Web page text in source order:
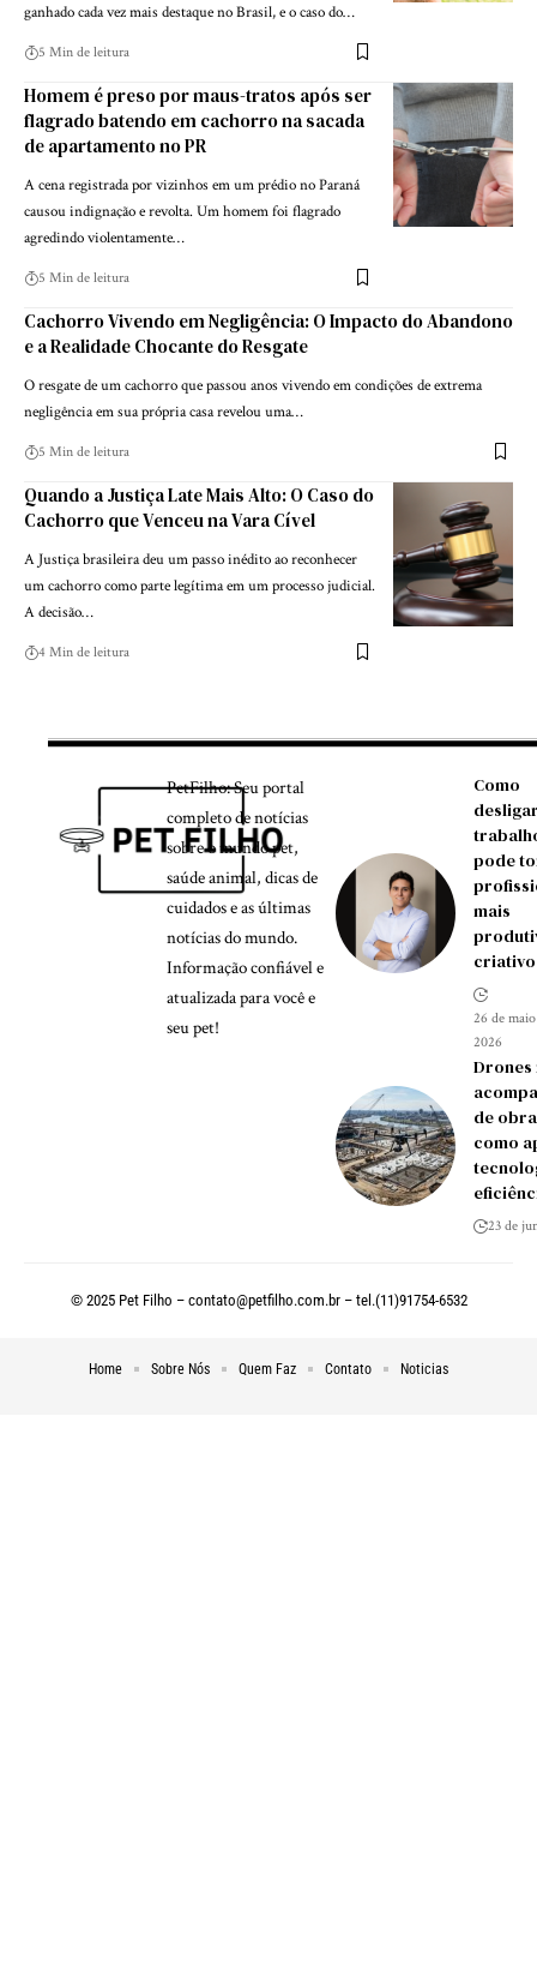
ganhado cada vez mais destaque no Brasil, e o caso do…
5 Min de leitura
Homem é preso por maus-tratos após ser
flagrado batendo em cachorro na sacada
de apartamento no PR
A cena registrada por vizinhos em um prédio no Paraná
causou indignação e revolta. Um homem foi flagrado
agredindo violentamente…
5 Min de leitura
Cachorro Vivendo em Negligência: O Impacto do Abandono
e a Realidade Chocante do Resgate
O resgate de um cachorro que passou anos vivendo em condições de extrema
negligência em sua própria casa revelou uma…
5 Min de leitura
Quando a Justiça Late Mais Alto: O Caso do
Cachorro que Venceu na Vara Cível
A Justiça brasileira deu um passo inédito ao reconhecer
um cachorro como parte legítima em um processo judicial.
A decisão…
4 Min de leitura
PetFilho: Seu portal
completo de notícias
sobre o mundo pet,
saúde animal, dicas de
cuidados e as últimas
notícias do mundo.
Informação confiável e
atualizada para você e
seu pet!
Como
pode
mais
26 de
2026
Drones
de
como
23 de
© 2025 Pet Filho – contato@petfilho.com.br– tel.(11)91754-6532
Home Sobre Nós Quem Faz Contato Noticias